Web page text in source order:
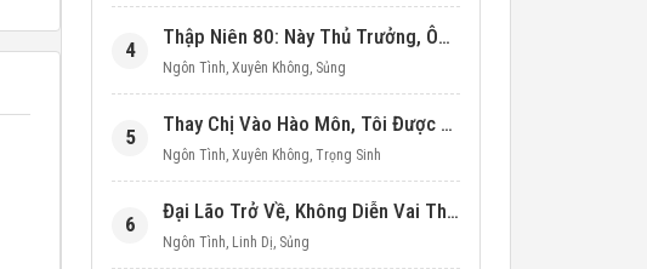
4
Thập Niên 80: Này Thủ Trưởng, Ôm Một Cái Đi!
Ngôn Tình, Xuyên Không, Sủng
5
Thay Chị Vào Hào Môn, Tôi Được Cưng Chiều Hết Mực (Thập Niên 90)
Ngôn Tình, Xuyên Không, Trọng Sinh
6
Đại Lão Trở Về, Không Diễn Vai Thiên Kim Giả Nữa
Ngôn Tình, Linh Dị, Sủng